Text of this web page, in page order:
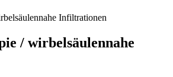
/ wirbelsäulennahe